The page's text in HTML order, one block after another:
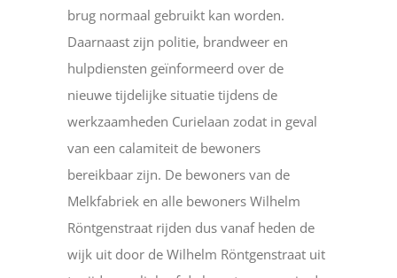
brug normaal gebruikt kan worden.
Daarnaast zijn politie, brandweer en
hulpdiensten geïnformeerd over de
nieuwe tijdelijke situatie tijdens de
werkzaamheden Curielaan zodat in geval
van een calamiteit de bewoners
bereikbaar zijn. De bewoners van de
Melkfabriek en alle bewoners Wilhelm
Röntgenstraat rijden dus vanaf heden de
wijk uit door de Wilhelm Röntgenstraat uit